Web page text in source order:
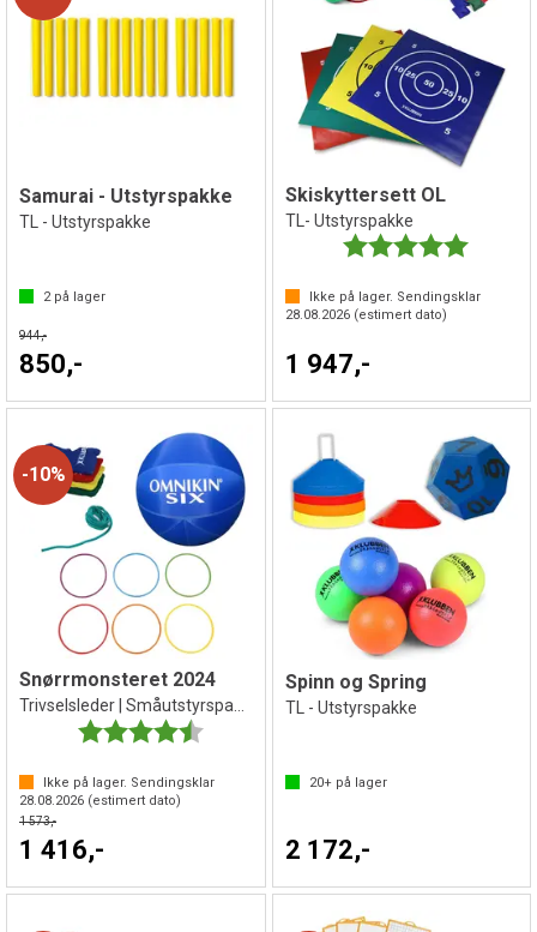
Samurai - Utstyrspakke
TL - Utstyrspakke
2på lager
944,-
850,-
Skiskyttersett OL
TL- Utstyrspakke
Karakter:
Ikke på lager. Sendingsklar
28.08.2026(estimert dato)
1 947,-
10%
Snørrmonsteret 2024
Trivselsleder | Småutstyrspakke
Karakter:
4.5 av 5 mulige
Ikke på lager. Sendingsklar
28.08.2026 (estimert dato)
1 573,-
1 416,-
Spinn og Spring
TL - Utstyrspakke
20+på lager
2 172,-